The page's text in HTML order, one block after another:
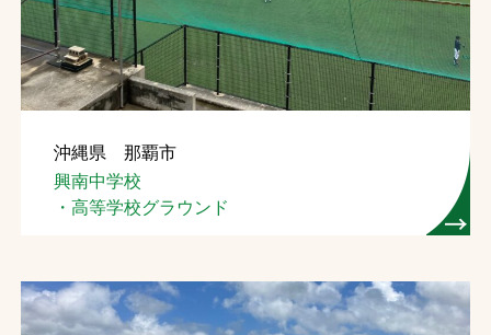
お問合せ
お取引先の皆様へ
ソーシャルメディアポリシー
InstagramFacebook
YouTube
文字の見えづらさや操作にお困りの方へ
沖縄県 那覇市
興南中学校
・高等学校グラウンド